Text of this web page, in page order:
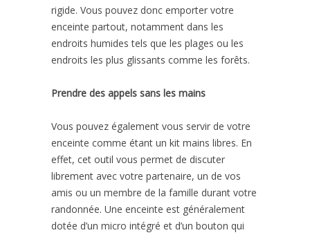
rigide. Vous pouvez donc emporter votre
enceinte partout, notamment dans les
endroits humides tels que les plages ou les
endroits les plus glissants comme les forêts.
Prendre des appels sans les mains
Vous pouvez également vous servir de votre
enceinte comme étant un kit mains libres. En
effet, cet outil vous permet de discuter
librement avec votre partenaire, un de vos
amis ou un membre de la famille durant votre
randonnée. Une enceinte est généralement
dotée d’un micro intégré et d’un bouton qui